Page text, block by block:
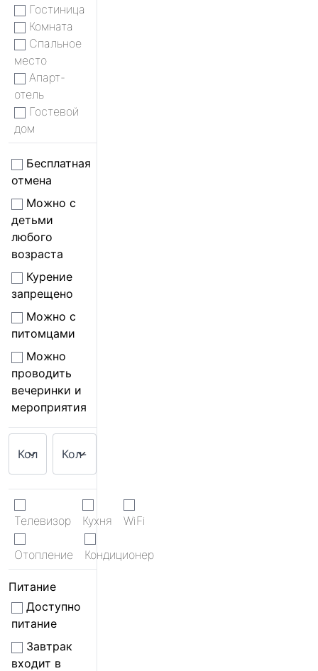
Гостиница
Комната
Спальное
место
Апарт-
отель
Гостевой
дом
Бесплатная
отмена
Можно с
детьми
любого
возраста
Курение
запрещено
Можно с
питомцами
Можно
проводить
вечеринки и
мероприятия
Телевизор Кухня WiFi
Отопление Кондиционер
Питание
Доступно
питание
Завтрак
входит в